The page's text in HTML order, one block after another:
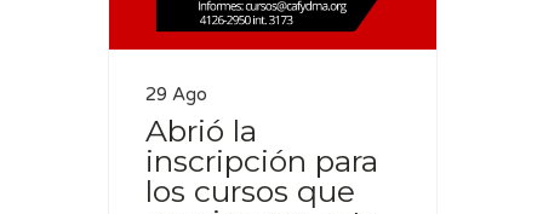
29 Ago
Abrió la
inscripción para
los cursos que